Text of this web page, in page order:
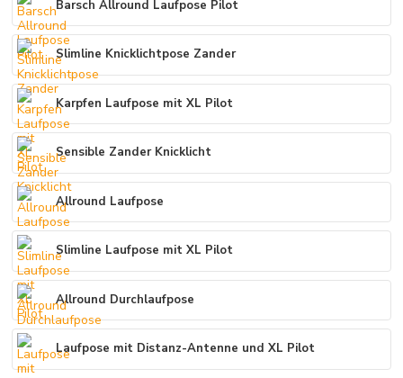
Barsch Allround Laufpose Pilot
Slimline Knicklichtpose Zander
Karpfen Laufpose mit XL Pilot
Sensible Zander Knicklicht
Allround Laufpose
Slimline Laufpose mit XL Pilot
Allround Durchlaufpose
Laufpose mit Distanz-Antenne und XL Pilot